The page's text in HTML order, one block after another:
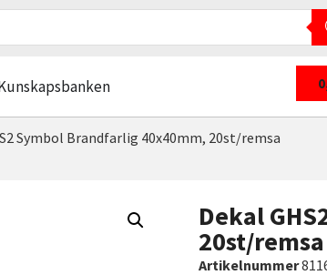
Symbol Brandfarlig 40x40mm, 20st/remsa
Dekal
20st/remsa
Artikelnummer